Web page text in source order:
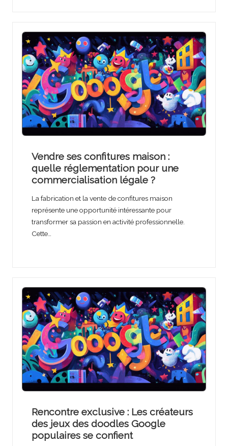
Vendre ses confitures maison :
quelle réglementation pour une
commercialisation légale ?
La fabrication et la vente de confitures maison
représente une opportunité intéressante pour
transformer sa passion en activité professionnelle.
Cette…
Rencontre exclusive : Les créateurs
des jeux des doodles Google
populaires se confient